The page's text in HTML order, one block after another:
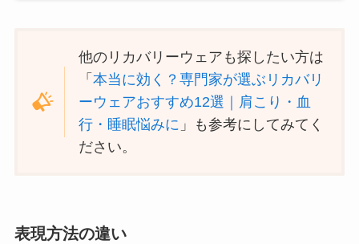
他のリカバリーウェアも探したい方は
「本当に効く？専門家が選ぶリカバリ
ーウェアおすすめ12選｜肩こり・血
行・睡眠悩みに 」も参考にしてみてく
ださい。
表現方法の違い